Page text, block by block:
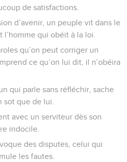
de satisfactions.
d’avenir, un peuple vit dans le
l’homme qui obéit à la loi.
qu’on peut corriger un
ce qu’on lui dit, il n’obéira
qui parle sans réfléchir, sache
sot que de lui.
avec un serviteur dès son
indocile.
des disputes, celui qui
les fautes.